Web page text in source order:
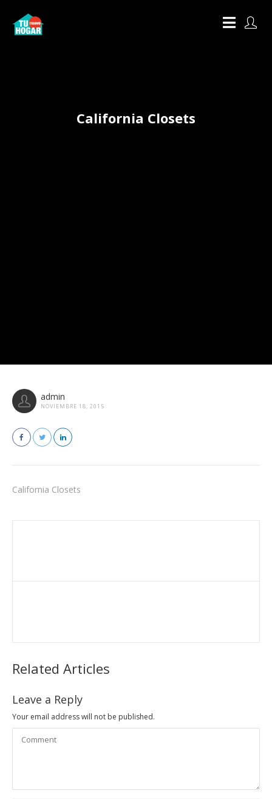
California Closets
admin
NOVIEMBRE 18, 2015
California Closets
Related Articles
Leave a Reply
Your email address will not be published.